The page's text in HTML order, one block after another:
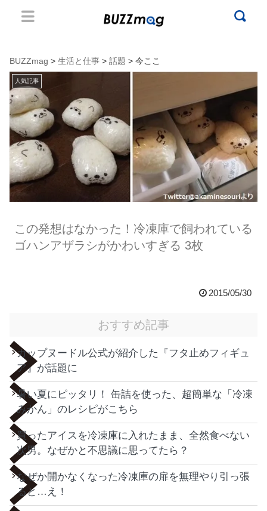
BUZZmag > 生活と仕事 > 話題 > 今ここ
人気記事
この発想はなかった！冷凍庫で飼われている
ゴハンアザラシがかわいすぎる 3枚
2015/05/30
おすすめ記事
カップヌードル公式が紹介した『フタ止めフィギュ
ア』が話題に
暑い夏にピッタリ！ 缶詰を使った、超簡単な「冷凍
みかん」のレシピがこちら
買ったアイスを冷凍庫に入れたまま、全然食べない
次男。なぜかと不思議に思ってたら？
なぜか開かなくなった冷凍庫の扉を無理やり引っ張
ると…え！